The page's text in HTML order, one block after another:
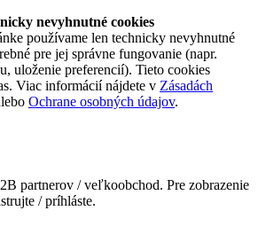
nevyhnutné cookies
používame len technicky nevyhnutné
pre jej správne fungovanie (napr.
uloženie preferencií). Tieto cookies
Viac informácií nájdete v Zásadách
Ochrane osobných údajov.
partnerov / veľkoobchod. Pre zobrazenie
/ príhláste.